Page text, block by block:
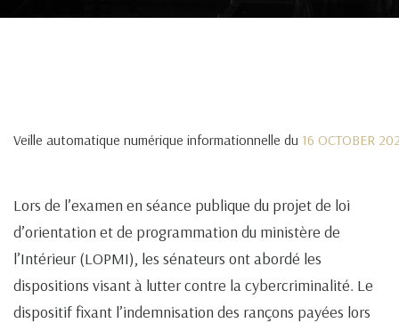
Veille automatique numérique informationnelle du 16 OCTOBER
Lors de l’examen en séance publique du projet de loi
d’orientation et de programmation du ministère de
l’Intérieur (LOPMI), les sénateurs ont abordé les
dispositions visant à lutter contre la cybercriminalité. Le
dispositif fixant l’indemnisation des rançons payées lors